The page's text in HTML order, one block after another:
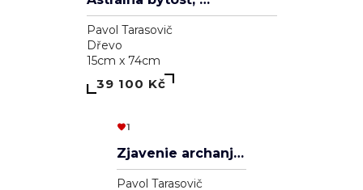
Astrálna bytosť, ktorá má cnosť
Pavol Tarasovič